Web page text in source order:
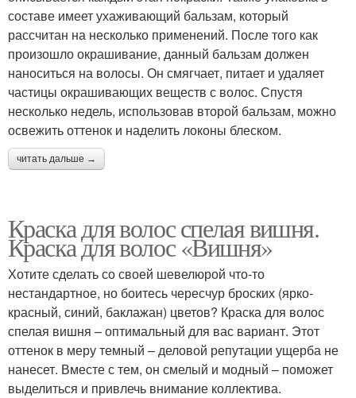
составе имеет ухаживающий бальзам, который
рассчитан на несколько применений. После того как
произошло окрашивание, данный бальзам должен
наноситься на волосы. Он смягчает, питает и удаляет
частицы окрашивающих веществ с волос. Спустя
несколько недель, использовав второй бальзам, можно
освежить оттенок и наделить локоны блеском.
читать дальше →
Краска для волос спелая вишня.
Краска для волос «Вишня»
Хотите сделать со своей шевелюрой что-то
нестандартное, но боитесь чересчур броских (ярко-
красный, синий, баклажан) цветов? Краска для волос
спелая вишня – оптимальный для вас вариант. Этот
оттенок в меру темный – деловой репутации ущерба не
нанесет. Вместе с тем, он смелый и модный – поможет
выделиться и привлечь внимание коллектива.